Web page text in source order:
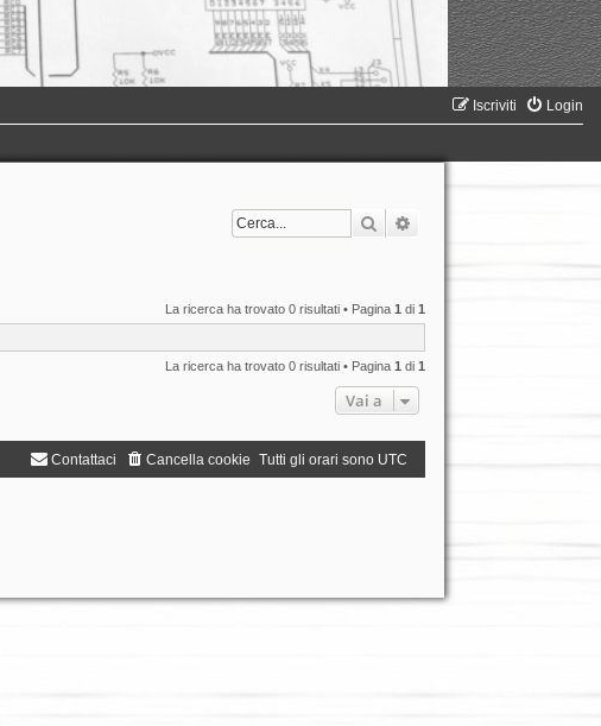
Login
Iscriviti
Cerca
La ricerca ha trovato 0 risultati • Pagina1 di1
La ricerca ha trovato 0 risultati • Pagina1 di1
Vai a
Tutti gli orari sono UTC
Cancella cookie
Contattaci